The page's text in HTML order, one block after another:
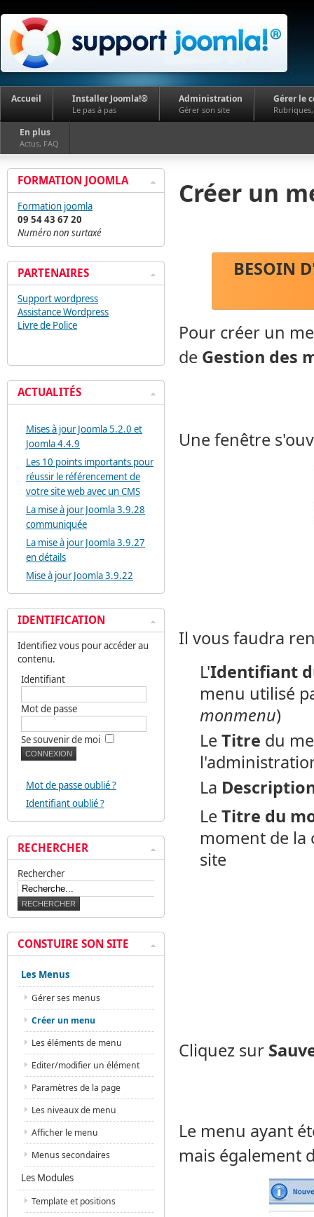
Accueil Installer Joomla!®
Le pas à pas
Administration
Gérer son site
Gérer le
En plus
Actus, FAQ
Créer un
BESOIN
Pour créer un
de Gestion des
Une fenêtre
Il vous faudra
L'Identifiant
menu utilisé
monmenu)
Le Titre du
La
Le Titre du
moment de la
site
Cliquez sur
Le menu ayant
mais également
FORMATION JOOMLA
Formation joomla
09 54 43 67 20
Numéro non surtaxé
PARTENAIRES
Support wordpress
Assistance Wordpress
Livre de Police
ACTUALITÉS
Mises à jour Joomla 5.2.0 et
Joomla 4.4.9
Les 10 points importants pour
réussir le référencement de
votre site web avec un CMS
La mise à jour Joomla 3.9.28
communiquée
La mise à jour Joomla 3.9.27
en détails
Mise à jour Joomla 3.9.22
IDENTIFICATION
Identifiez vous pour accéder au
contenu.
Identifiant
Mot de passe
Se souvenir de moi
Mot de passe oublié ?
Identifiant oublié ?
RECHERCHER
Rechercher
CONSTUIRE SON SITE
Les Menus
Gérer ses menus
Créer un menu
Les éléments de menu
Editer/modifier un élément
Paramètres de la page
Les niveaux de menu
Afficher le menu
Menus secondaires
Les Modules
Template et positions